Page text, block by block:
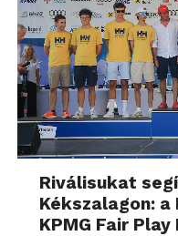
Riválisukat
Kékszalagon:
KPMG Fair Play